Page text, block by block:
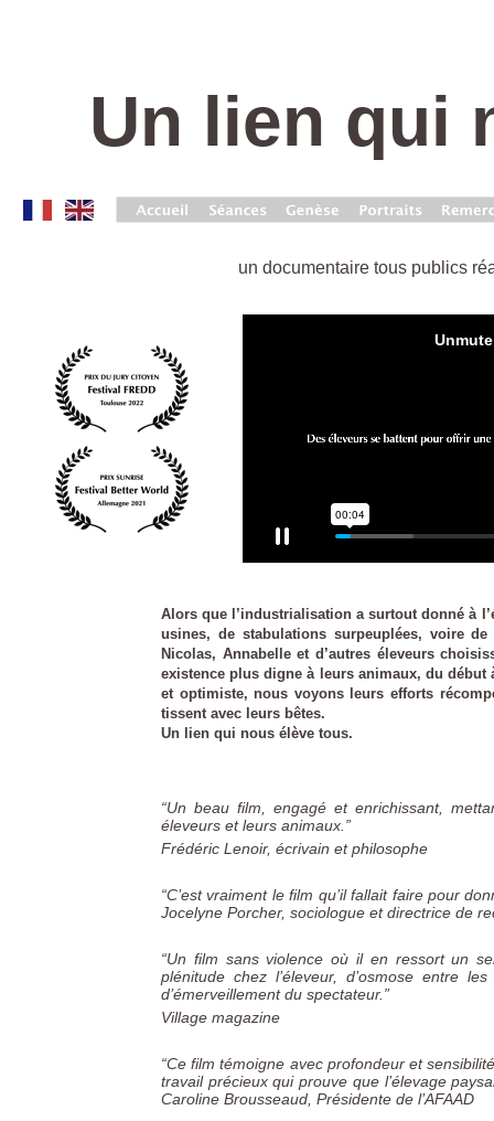
Alors que l’industrialisation a surtout donné à
usines, de stabulations surpeuplées, voire
Nicolas, Annabelle et d’autres éleveurs
existence plus digne à leurs animaux, du
et optimiste, nous voyons leurs efforts
tissent avec leurs bêtes.
Un lien qui nous
“Un beau film, engagé et enrichissant,
éleveurs et leurs animaux.”
Frédéric Lenoir, écrivain et philosophe
“C’est vraiment le film qu’il fallait faire pour
Jocelyne Porcher, sociologue et directrice de
“Un film sans violence où il en ressort un
plénitude chez l’éleveur, d’osmose entre
d’émerveillement du spectateur.”
Village magazine
“Ce film témoigne avec profondeur et
travail précieux qui prouve que l’élevage
Caroline Brousseaud, Présidente de l’AFAAD
Un lien qui
un documentaire tous publics